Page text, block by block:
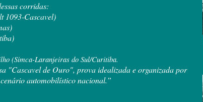
corridas:
1093-Cascavel)
(Simca-Laranjeiras do Sul/Curitiba.
"Cascavel de Ouro", prova idealizada e organizada por
automobilístico nacional.”